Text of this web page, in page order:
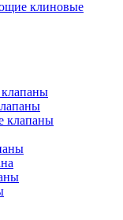
клиновые
клапаны